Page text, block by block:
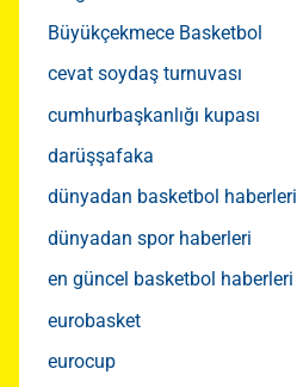
Büyükçekmece Basketbol
cevat soydaş turnuvası
cumhurbaşkanlığı kupası
darüşşafaka
dünyadan basketbol haberleri
dünyadan spor haberleri
en güncel basketbol haberleri
eurobasket
eurocup